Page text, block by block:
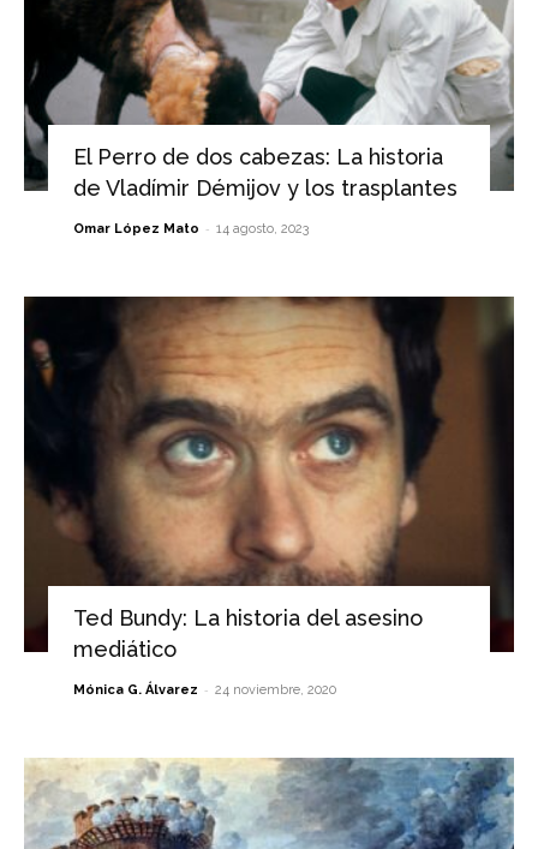
El Perro de dos cabezas: La historia
de Vladímir Démijov y los trasplantes
Omar López Mato - 14 agosto, 2023
Ted Bundy: La historia del asesino
mediático
Mónica G. Álvarez - 24 noviembre, 2020